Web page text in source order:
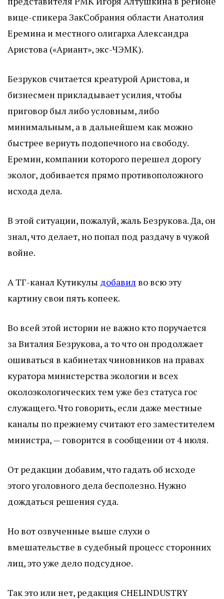
вице-спикера ЗакСобрания области Анатолия
Еремина и местного олигарха Александра
Аристова («Ариант», экс-ЧЭМК).
Безруков считается креатурой Аристова, и
бизнесмен прикладывает усилия, чтобы
приговор был либо условным, либо
минимальным, а в дальнейшем как можно
быстрее вернуть подопечного на свободу.
Еремин, компании которого перешел дорогу
эколог, добивается прямо противоположного
исхода дела.
В этой ситуации, пожалуй, жаль Безрукова. Да, он
знал, что делает, но попал под раздачу в чужой
войне.
А ТГ-канал Кутикулы добавил во всю эту
картину свои пять копеек.
Во всей этой истории не важно кто поручается
за Виталия Безрукова, а то что он продолжает
ошиваться в кабинетах чиновников на правах
куратора министерства экологии и всех
околоэкологических тем уже без статуса гос
служащего. Что говорить, если даже местные
каналы по прежнему считают его заместителем
министра, — говорится в сообщении от 4 июля.
От редакции добавим, что гадать об исходе
этого уголовного дела бесполезно. Нужно
дождаться решения суда.
Но вот озвученные выше слухи о
вмешательстве в судебный процесс сторонних
лиц, это уже дело подсудное.
Так это или нет, редакция CHELINDUSTRY